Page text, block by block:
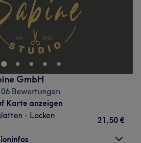
GmbH
Bewertungen
Karte anzeigen
- Locken
21,50 €